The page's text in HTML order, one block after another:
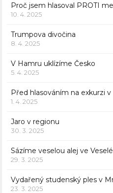
Proč jsem hlasoval PROTI
10. 4. 2025
Trumpova divočina
8. 4. 2025
V Hamru uklízíme Česko
5. 4. 2025
Před hlasováním na exkurzi
1. 4. 2025
Jaro v regionu
30. 3. 2025
Sázíme veselou alej ve Veselé
29. 3. 2025
Vydařený studenský ples v
23. 3. 2025